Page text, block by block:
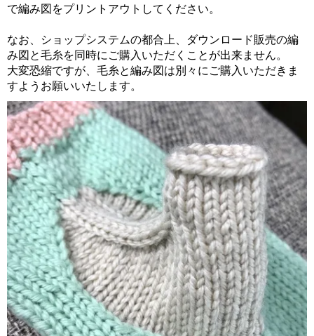
で編み図をプリントアウトしてください。
なお、ショップシステムの都合上、ダウンロード販売の編
み図と毛糸を同時にご購入いただくことが出来ません。
大変恐縮ですが、毛糸と編み図は別々にご購入いただきま
すようお願いいたします。